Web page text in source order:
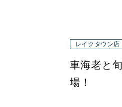
レイクタウン店
車海老と
場！